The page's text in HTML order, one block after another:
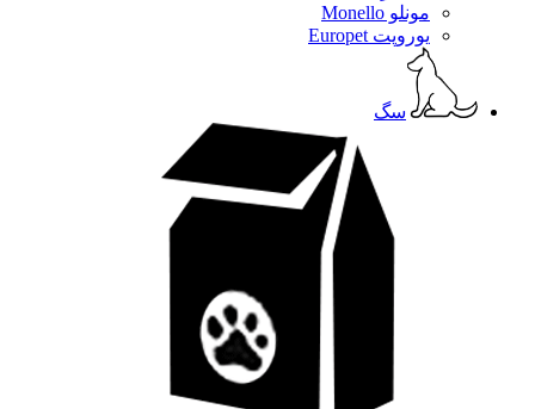
مونلو Monello
یوروپت Europet
سگ